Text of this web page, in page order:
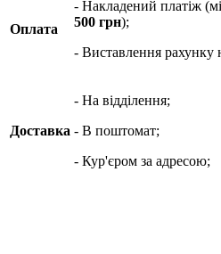
Оплата
- Накладений платіж
500 грн);
- Виставлення рахунку
Доставка
- На відділення;
- В поштомат;
- Кур'єром за адресою;